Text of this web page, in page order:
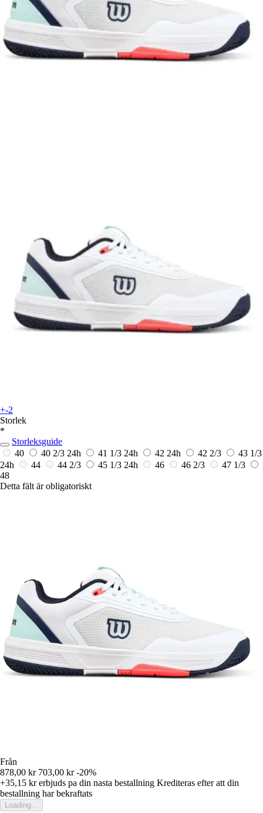
+-2
Storlek
*
Storleksguide
40
40 2/3 24h 41 1/3 24h 42 24h 42 2/3
43 1/3
24h
44 44 2/3 45 1/3 24h 46 46 2/3
47 1/3
48
Detta fält är obligatoriskt
Från
878,00 kr 703,00 kr -20%
+35,15 krerbjuds pa din nasta bestallning Krediteras efter att din
bestallning har bekraftats
Loading...